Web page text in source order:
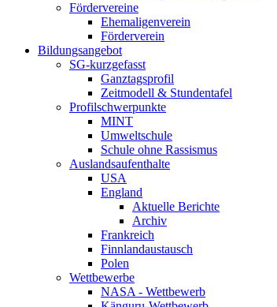
Fördervereine
Ehemaligenverein
Förderverein
Bildungsangebot
SG-kurzgefasst
Ganztagsprofil
Zeitmodell & Stundentafel
Profilschwerpunkte
MINT
Umweltschule
Schule ohne Rassismus
Auslandsaufenthalte
USA
England
Aktuelle Berichte
Archiv
Frankreich
Finnlandaustausch
Polen
Wettbewerbe
NASA - Wettbewerb